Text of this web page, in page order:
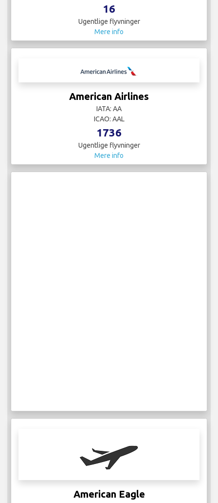
16
Ugentlige flyvninger
Mere info
American Airlines
IATA: AA
ICAO: AAL
1736
Ugentlige flyvninger
Mere info
American Eagle